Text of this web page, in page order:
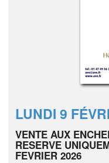
LUNDI 9
VENTE AUX
RESERVE
FEVRIER 2026